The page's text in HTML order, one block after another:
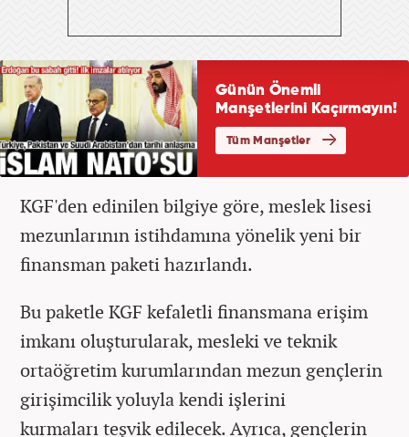
KGF'den edinilen bilgiye göre, meslek lisesi
mezunlarının istihdamına yönelik yeni bir
finansman paketi hazırlandı.
Bu paketle KGF kefaletli finansmana erişim
imkanı oluşturularak, mesleki ve teknik
ortaöğretim kurumlarından mezun gençlerin
girişimcilik yoluyla kendi işlerini
kurmaları teşvik edilecek. Ayrıca, gençlerin